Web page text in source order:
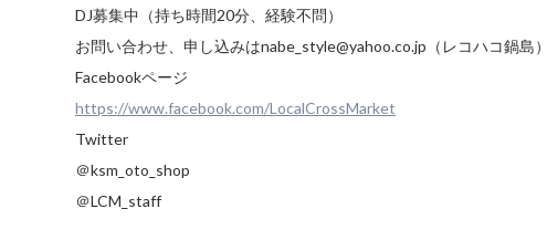
DJ募集中（持ち時間20分、経験不問）
お問い合わせ、申し込みはnabe_style@yahoo.co.jp（レコハコ鍋島
Facebookページ
https://www.facebook.com/LocalCrossMarket
Twitter
＠ksm_oto_shop
＠LCM_staff